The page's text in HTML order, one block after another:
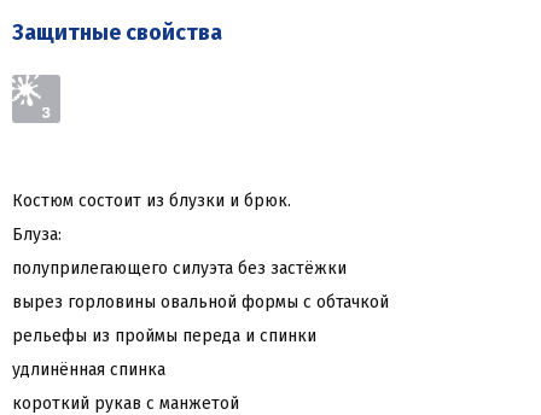
Защитные свойства
Костюм состоит из блузки и брюк.
Блуза:
полуприлегающего силуэта без застёжки
вырез горловины овальной формы с обтачкой
рельефы из проймы переда и спинки
удлинённая спинка
короткий рукав с манжетой